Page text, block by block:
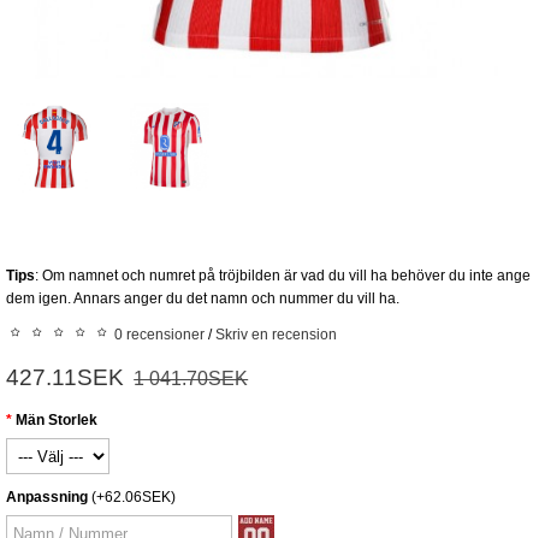
Tips: Om namnet och numret på tröjbilden är vad du vill ha behöver du inte ange
dem igen. Annars anger du det namn och nummer du vill ha.
0 recensioner /Skriv en recension
427.11SEK 1 041.70SEK
Män Storlek
Anpassning (+62.06SEK)